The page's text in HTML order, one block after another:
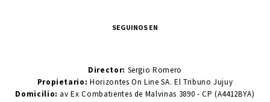
SEGUINOS EN
Director: Sergio Romero
Propietario:Horizontes On Line SA. El Tribuno Jujuy
Domicilio: av Ex Combatientes de Malvinas 3890 - CP (A4412BYA)